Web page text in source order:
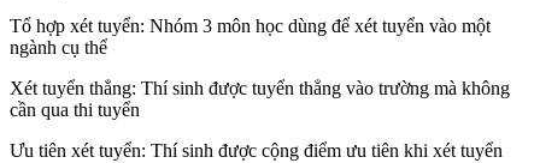
Tổ hợp xét tuyển: Nhóm 3 môn học dùng để xét tuyển vào một
ngành cụ thể
Xét tuyển thẳng: Thí sinh được tuyển thẳng vào trường mà không
cần qua thi tuyển
Ưu tiên xét tuyển: Thí sinh được cộng điểm ưu tiên khi xét tuyển